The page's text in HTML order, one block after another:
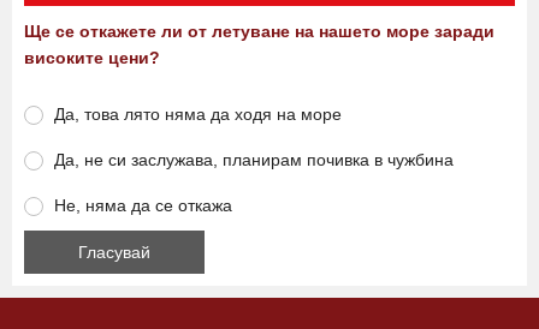
Ще се откажете ли от летуване на нашето море заради
високите цени?
Да, това лято няма да ходя на море
Да, не си заслужава, планирам почивка в чужбина
Не, няма да се откажа